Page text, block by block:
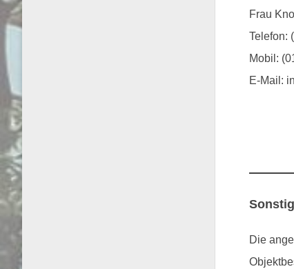
Frau
Telefon:
Mobil:
E-Mail:
Die